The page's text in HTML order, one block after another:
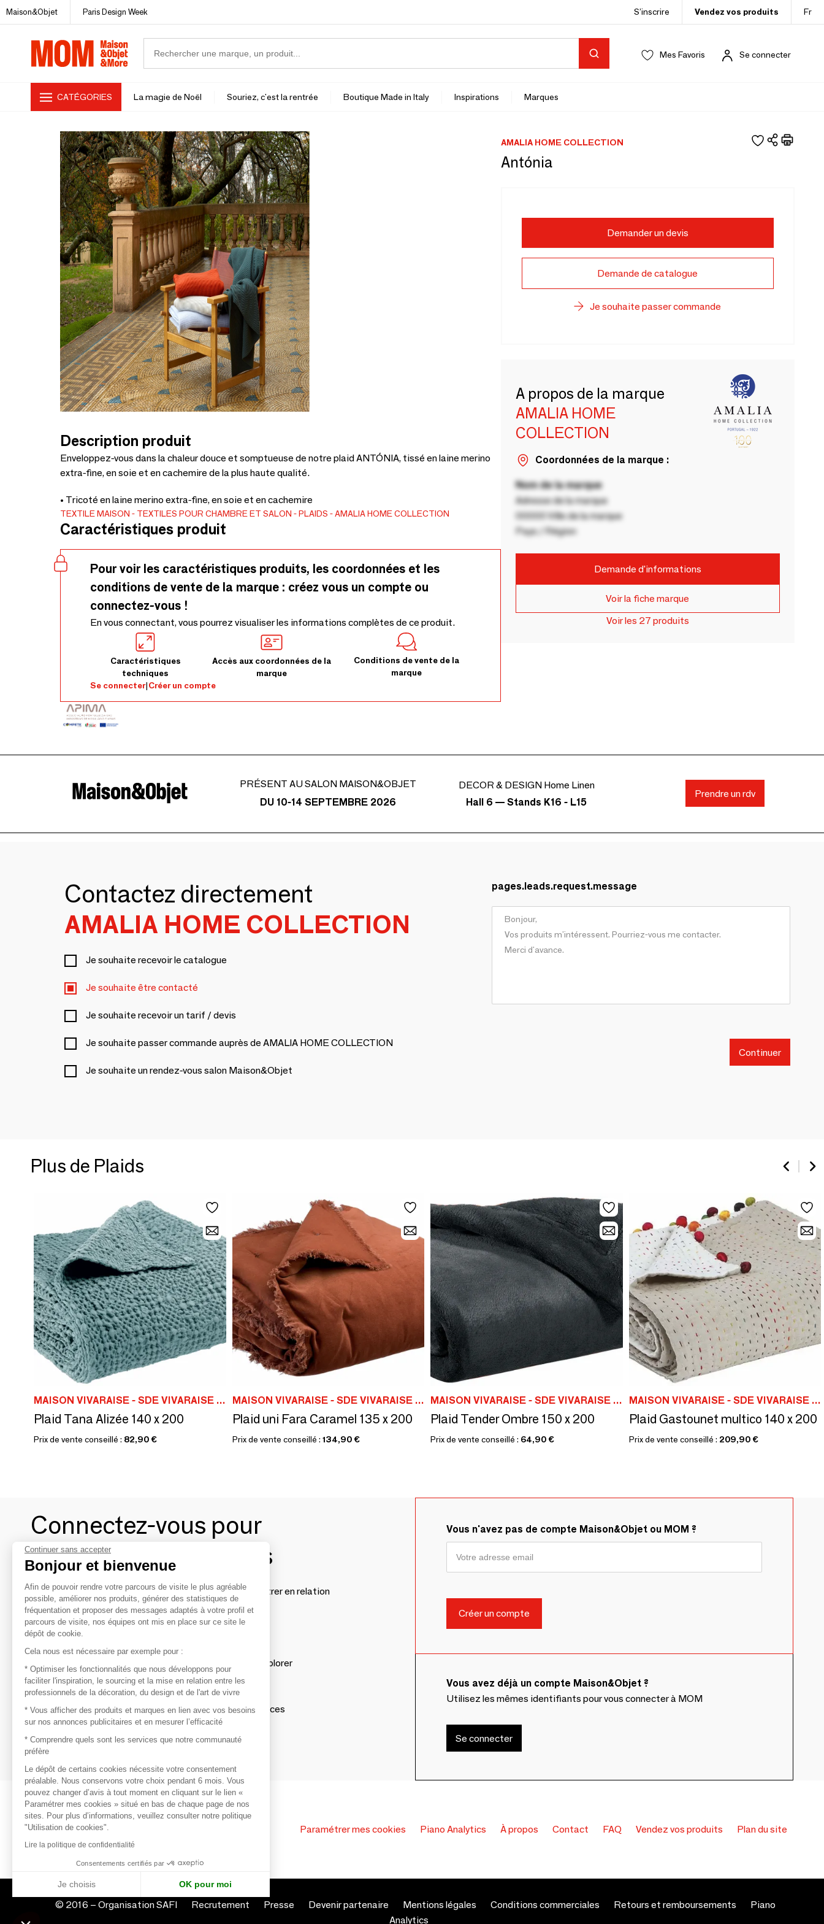
Maison&Objet Paris Design Week S’inscrire Vendez vos produits Fr
Mes Favoris Se connecter
CATÉGORIES La magie de Noël Souriez, c'est la rentrée Boutique Made in Italy Inspirations Marques
Description produit
Enveloppez-vous dans la chaleur douce et somptueuse de notre plaid ANTÓNIA, tissé en laine merino
extra-fine, en soie et en cachemire de la plus haute qualité.
• Tricoté en laine merino extra-fine, en soie et en cachemire
TEXTILE MAISON TEXTILES POUR CHAMBRE ET SALON PLAIDS AMALIA HOME COLLECTION
Caractéristiques produit
Pour voir les caractéristiques produits, les coordonnées et les
conditions de vente de la marque : créez vous un compte ou
connectez-vous !
En vous connectant, vous pourrez visualiser les informations complètes de ce produit.
Caractéristiques
techniques
Accès aux coordonnées de la
marque
Conditions de vente de la
marque
Se connecter|Créer un compte
AMALIA HOME COLLECTION
Antónia
Demander un devis
Demande de catalogue
Je souhaite passer commande
A propos de la marque
AMALIA HOME
COLLECTION
Coordonnées de la marque :
Nom de la marque
Adresse de la marque
00000 Ville de la marque
Pays / Région
Demande d'informations
Voir la fiche marque
Voir les 27 produits
PRÉSENT AU SALON MAISON&OBJET
DU 10-14 SEPTEMBRE 2026
DECOR & DESIGN Home Linen
Hall 6 — Stands K16 - L15
Prendre un rdv
Contactez directement
AMALIA HOME COLLECTION
Je souhaite recevoir le catalogue
Je souhaite être contacté
Je souhaite recevoir un tarif / devis
Je souhaite passer commande auprès de AMALIA HOME COLLECTION
Je souhaite un rendez-vous salon Maison&Objet
pages.leads.request.message
Continuer
Plus de Plaids
MAISON VIVARAISE - SDE VIVARAISE WINKLER
Plaid Tana Alizée 140 x 200
Prix de vente conseillé : 82,90 €
MAISON VIVARAISE - SDE VIVARAISE WINKLER
Plaid uni Fara Caramel 135 x 200
Prix de vente conseillé : 134,90 €
MAISON VIVARAISE - SDE VIVARAISE WINKLER
Plaid Tender Ombre 150 x 200
Prix de vente conseillé : 64,90 €
MAISON VIVARAISE - SDE VIVARAISE WINKLER
Plaid Gastounet multico 140 x 200
Prix de vente conseillé : 209,90 €
Connectez-vous pour
contacter les marques
Afin de profiter au mieux de l'expérience MOM et de rentrer en relation
avec vos marques préférées, créez-vous un compte.
Découvrir
Les produits de milliers de fournisseurs à explorer
S'inspirer
Inspiration et sélections de produits tendances
Contacter
Vous n'avez pas de compte Maison&Objet ou MOM ?
Vous avez déjà un compte Maison&Objet ?
Utilisez les mêmes identifiants pour vous connecter à MOM
Se connecter
Paramétrer mes cookies Piano Analytics À propos Contact FAQ Vendez vos produits Plan du site
© 2016 – Organisation SAFI Recrutement Presse Devenir partenaire Mentions légales Conditions commerciales Retours et remboursements
Piano
Analytics
Continuer sans accepter
Bonjour et bienvenue
Afin de pouvoir rendre votre parcours de visite le plus agréable
possible, améliorer nos produits, générer des statistiques de
fréquentation et proposer des messages adaptés à votre profil et
parcours de visite, nos équipes ont mis en place sur ce site le
dépôt de cookie.
Cela nous est nécessaire par exemple pour :
* Optimiser les fonctionnalités que nous développons pour
faciliter l'inspiration, le sourcing et la mise en relation entre les
professionnels de la décoration, du design et de l'art de vivre
* Vous afficher des produits et marques en lien avec vos besoins
sur nos annonces publicitaires et en mesurer l’efficacité
* Comprendre quels sont les services que notre communauté
préfère
Le dépôt de certains cookies nécessite votre consentement
préalable. Nous conservons votre choix pendant 6 mois. Vous
pouvez changer d’avis à tout moment en cliquant sur le lien «
Paramétrer mes cookies » situé en bas de chaque page de nos
sites. Pour plus d’informations, veuillez consulter notre politique
"Utilisation de cookies".
Lire la politique de confidentialité
Consentements certifiés par
Je choisis OK pour moi
Axeptio consent
Plateforme de Gestion du Consentement : Personnalisez vos Options